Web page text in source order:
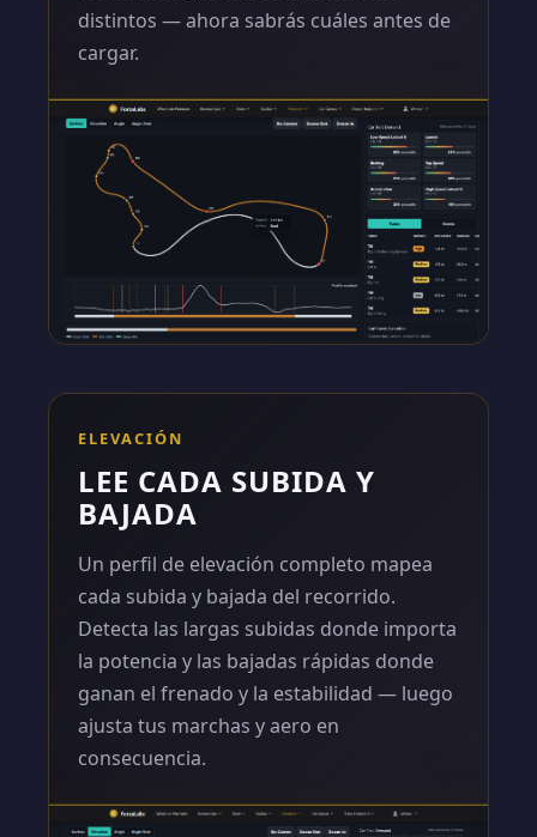
distintos — ahora sabrás cuáles antes de
cargar.
ELEVACIÓN
LEE CADA SUBIDA Y
BAJADA
Un perfil de elevación completo mapea
cada subida y bajada del recorrido.
Detecta las largas subidas donde importa
la potencia y las bajadas rápidas donde
ganan el frenado y la estabilidad — luego
ajusta tus marchas y aero en
consecuencia.